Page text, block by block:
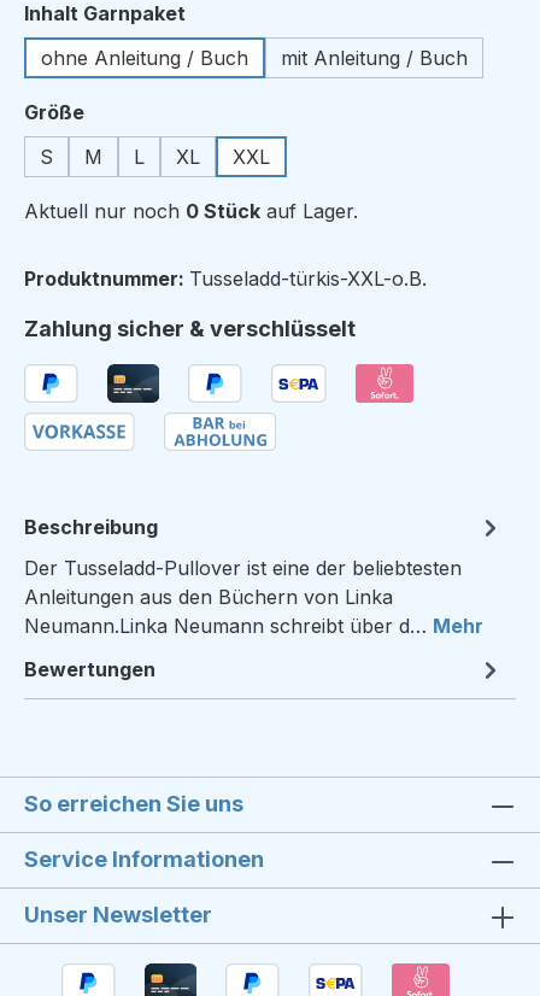
Inhalt Garnpaket
ohne Anleitung / Buch
mit Anleitung / Buch
Größeauswählen
S
M L XL XXL
Aktuell nur noch 0 Stück auf Lager.
Produktnummer: Tusseladd-türkis-XXL-o.B.
Zahlung sicher & verschlüsselt
Beschreibung
Der Tusseladd-Pullover ist eine der beliebtesten
Anleitungen aus den Büchern von Linka
Neumann.Linka Neumann schreibt über d… Mehr
Bewertungen
So erreichen Sie uns
Service Informationen
Unser Newsletter